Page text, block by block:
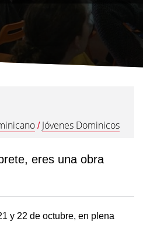
/ Jóvenes Dominicos
eres una obra
y 22 de octubre, en plena